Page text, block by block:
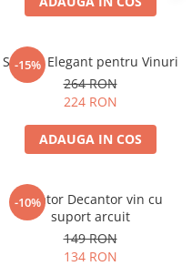
-15%
Suport Elegant pentru Vinuri
264 RON
224 RON
ADAUGA IN COS
-10%
Aerator Decantor vin cu
suport arcuit
149 RON
134 RON